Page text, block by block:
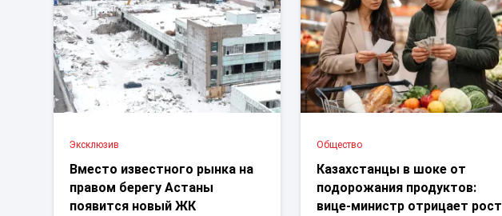
Эксклюзив
Вместо известного рынка на
правом берегу Астаны
появится новый ЖК
Общество
Казахстанцы в шоке от
подорожания продуктов:
вице-министр отрицает рост